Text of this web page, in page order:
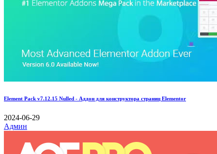
Element Pack v7.12.15 Nulled - Аддон для конструктора страниц Elementor
2024-06-29
Админ